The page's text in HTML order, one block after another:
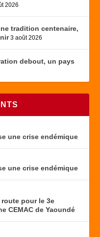
2026
tradition centenaire,
3 août 2026
debout, un pays
une crise endémique
une crise endémique
route pour le 3e
CEMAC de Yaoundé